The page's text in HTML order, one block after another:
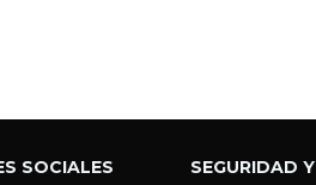
SOCIALES
SEGURIDAD Y